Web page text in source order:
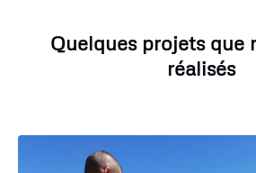
Quelques projets que
réalisés